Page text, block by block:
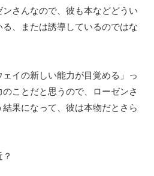
さんなので、彼も本などどうい
、または誘導しているのではな
イの新しい能力が目覚める」っ
ことだと思うので、ローゼンさ
果になって、彼は本物だとさら